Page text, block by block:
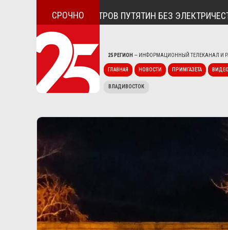
25 РЕГИОН — ИНФОРМАЦИОННЫЙ ТЕЛЕКАНАЛ И
ГЛАВНАЯ НОВОСТИ ПРИМГАЗЕТА ВИДЕО
ВЛАДИВОСТОК
СРОЧНО
ДУНАЙ И ОСТРОВ ПУТЯТИН БЕЗ ЭЛЕКТРИЧЕСТВА